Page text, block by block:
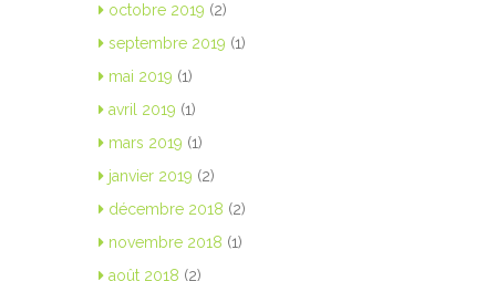
octobre 2019 (2)
septembre 2019 (1)
mai 2019 (1)
avril 2019 (1)
mars 2019 (1)
janvier 2019 (2)
décembre 2018 (2)
novembre 2018 (1)
août 2018 (2)